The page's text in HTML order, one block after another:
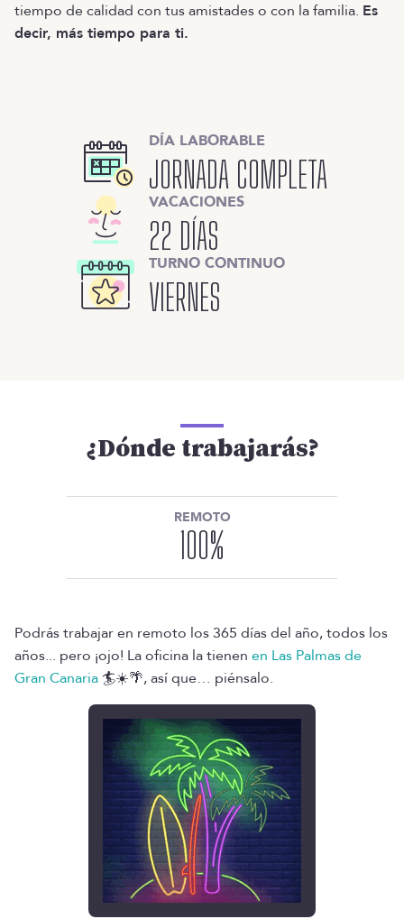
tiempo de calidad con tus amistades o con la familia. Es
decir, más tiempo para ti.
DÍA LABORABLE
JORNADA COMPLETA
VACACIONES
22 DÍAS
TURNO CONTINUO
VIERNES
¿Dónde trabajarás?
REMOTO
100%
Podrás trabajar en remoto los 365 días del año, todos los
años... pero ¡ojo! La oficina la tienen en Las Palmas de
Gran Canaria 🏄☀️🌴, así que… piénsalo.